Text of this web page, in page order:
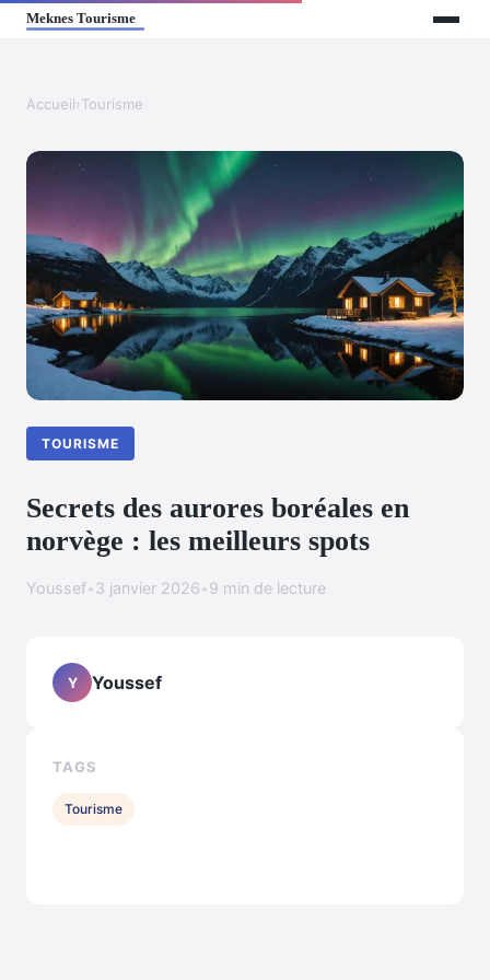
Accueil›Tourisme
TOURISME
Secrets des aurores boréales en
norvège : les meilleurs spots
Youssef•3 janvier 2026•9 min de lecture
Y Youssef
TAGS
Tourisme